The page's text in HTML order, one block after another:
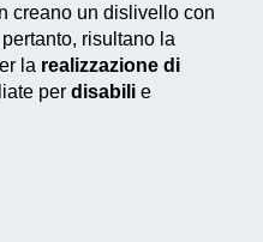
creano un dislivello con
risultano la
la realizzazione di
per disabili e